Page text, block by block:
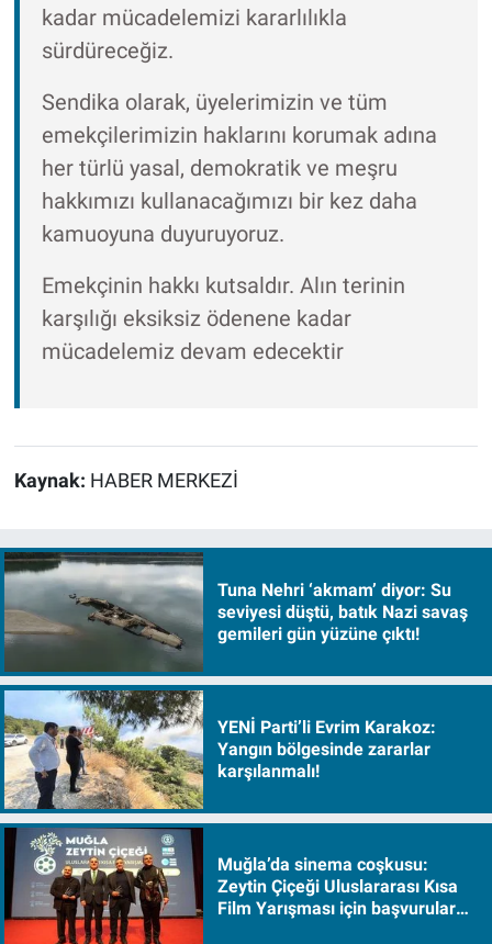
kadar mücadelemizi kararlılıkla
sürdüreceğiz.
Sendika olarak, üyelerimizin ve tüm
emekçilerimizin haklarını korumak adına
her türlü yasal, demokratik ve meşru
hakkımızı kullanacağımızı bir kez daha
kamuoyuna duyuruyoruz.
Emekçinin hakkı kutsaldır. Alın terinin
karşılığı eksiksiz ödenene kadar
mücadelemiz devam edecektir
Kaynak: HABER MERKEZİ
Tuna Nehri ‘akmam’ diyor: Su
seviyesi düştü, batık Nazi savaş
gemileri gün yüzüne çıktı!
YENİ Parti’li Evrim Karakoz:
Yangın bölgesinde zararlar
karşılanmalı!
Muğla’da sinema coşkusu:
Zeytin Çiçeği Uluslararası Kısa
Film Yarışması için başvurular